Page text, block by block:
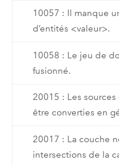
10057 : Il manque
d’entités <valeur>.
10058 : Le jeu de
fusionné.
20015 : Les
être converties en
20017 : La couche
intersections de la